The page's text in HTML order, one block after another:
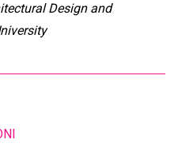
Design and